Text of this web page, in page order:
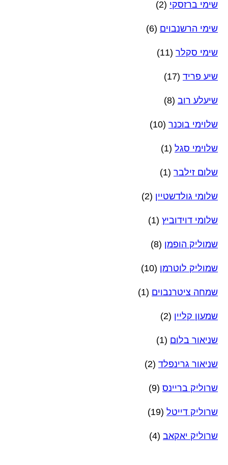
שימי ברזסקי (2)
שימי הרשנבוים (6)
שימי סקלר (11)
שיע פריד (17)
שיעלע רוב (8)
שלוימי בוכנר (10)
שלוימי סגל (1)
שלום זילבר (1)
שלומי גולדשטיין (2)
שלומי דוידוביץ (1)
שמוליק הופמן (8)
שמוליק לוטרמן (10)
שמחה ציטרנבוים (1)
שמעון קליין (2)
שניאור בלום (1)
שניאור גרינפלד (2)
שרוליק בריינס (9)
שרוליק דייטל (19)
שרוליק יאקאב (4)